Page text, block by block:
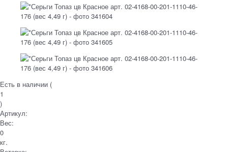
Есть в наличии (
1
)
Артикул:
Вес:
0
кг.